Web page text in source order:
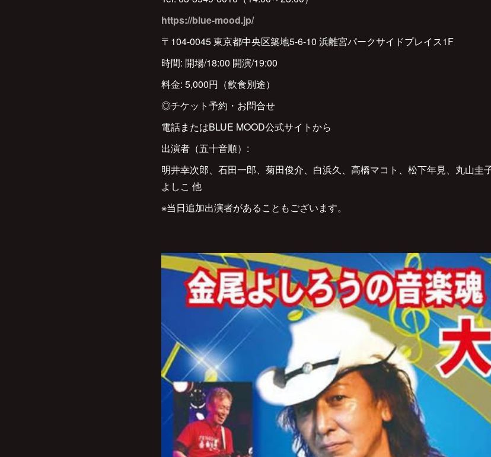
https://blue-mood.jp/
〒104-0045 東京都中央区築地5-6-10 浜離宮パークサイドプレイス1F
時間: 開場/18:00 開演/19:00
料金: 5,000円（飲食別途）
◎チケット予約・お問合せ
電話またはBLUE MOOD公式サイトから
出演者（五十音順）:
明井幸次郎、石田一郎、菊田俊介、白浜久、高橋マコト、松下年見、丸山圭
よしこ 他
※当日追加出演者があることもございます。